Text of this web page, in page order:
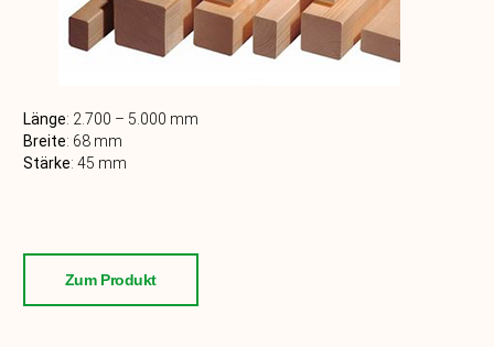
Länge: 2.700 – 5.000 mm
Breite: 68 mm
Stärke: 45 mm
Zum Produkt